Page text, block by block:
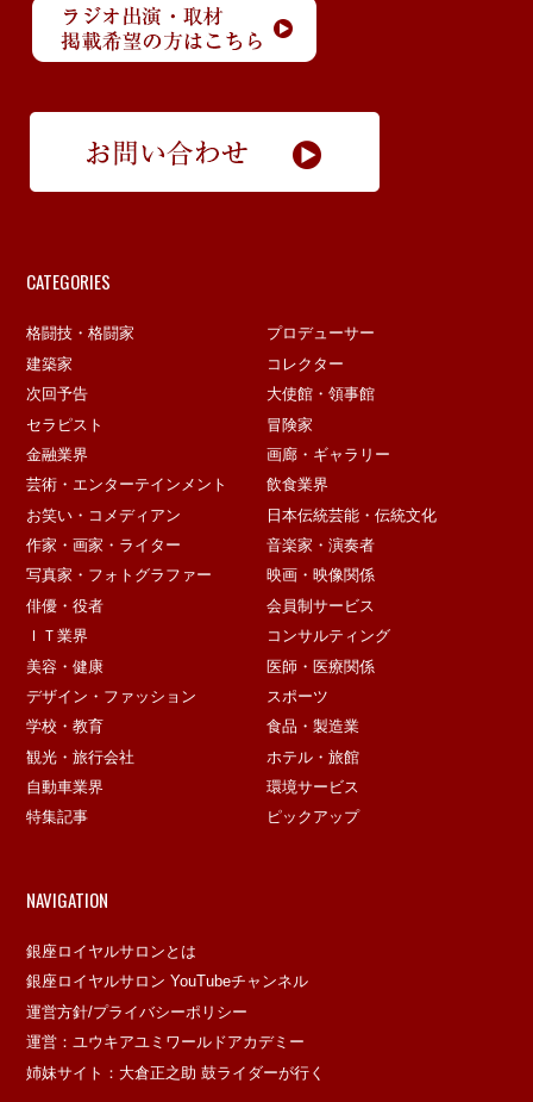
CATEGORIES
格闘技・格闘家
プロデューサー
建築家
コレクター
次回予告
大使館・領事館
セラピスト
冒険家
金融業界
画廊・ギャラリー
芸術・エンターテインメント
飲食業界
お笑い・コメディアン
日本伝統芸能・伝統文化
作家・画家・ライター
音楽家・演奏者
写真家・フォトグラファー
映画・映像関係
俳優・役者
会員制サービス
ＩＴ業界
コンサルティング
美容・健康
医師・医療関係
デザイン・ファッション
スポーツ
学校・教育
食品・製造業
観光・旅行会社
ホテル・旅館
自動車業界
環境サービス
特集記事
ピックアップ
NAVIGATION
銀座ロイヤルサロンとは
銀座ロイヤルサロン YouTubeチャンネル
運営方針/プライバシーポリシー
運営：ユウキアユミワールドアカデミー
姉妹サイト：大倉正之助 鼓ライダーが行く